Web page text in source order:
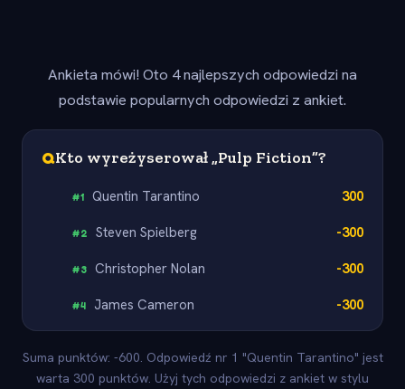
Ankieta mówi! Oto 4 najlepszych odpowiedzi na
podstawie popularnych odpowiedzi z ankiet.
QKto wyreżyserował „Pulp Fiction”?
#1 Quentin Tarantino 300
#2 Steven Spielberg -300
#3 Christopher Nolan -300
#4 James Cameron -300
Suma punktów: -600. Odpowiedź nr 1 "Quentin Tarantino" jest
warta 300 punktów. Użyj tych odpowiedzi z ankiet w stylu